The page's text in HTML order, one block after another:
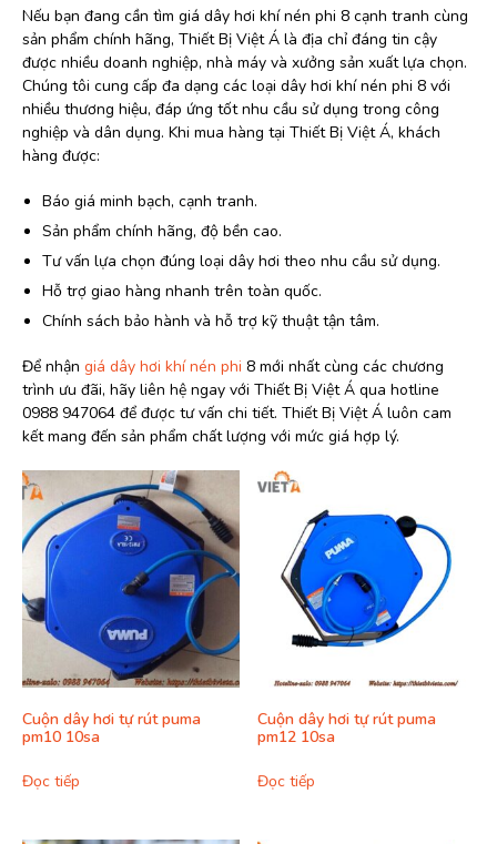
Nếu bạn đang cần tìm giá dây hơi khí nén phi 8 cạnh tranh cùng
sản phẩm chính hãng, Thiết Bị Việt Á là địa chỉ đáng tin cậy
được nhiều doanh nghiệp, nhà máy và xưởng sản xuất lựa chọn.
Chúng tôi cung cấp đa dạng các loại dây hơi khí nén phi 8 với
nhiều thương hiệu, đáp ứng tốt nhu cầu sử dụng trong công
nghiệp và dân dụng. Khi mua hàng tại Thiết Bị Việt Á, khách
hàng được:
Báo giá minh bạch, cạnh tranh.
Sản phẩm chính hãng, độ bền cao.
Tư vấn lựa chọn đúng loại dây hơi theo nhu cầu sử dụng.
Hỗ trợ giao hàng nhanh trên toàn quốc.
Chính sách bảo hành và hỗ trợ kỹ thuật tận tâm.
Để nhận giá dây hơi khí nén phi 8 mới nhất cùng các chương
trình ưu đãi, hãy liên hệ ngay với Thiết Bị Việt Á qua hotline
0988 947064 để được tư vấn chi tiết. Thiết Bị Việt Á luôn cam
kết mang đến sản phẩm chất lượng với mức giá hợp lý.
Cuộn dây hơi tự rút puma
pm10 10sa
Đọc tiếp
Cuộn dây hơi tự rút puma
pm12 10sa
Đọc tiếp